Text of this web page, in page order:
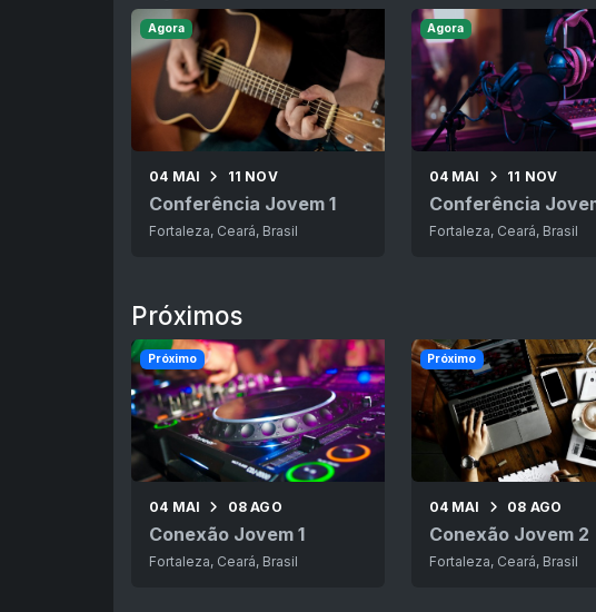
04 MAI 11 NOV
Conferência Jovem 1
Fortaleza, Ceará, Brasil
Agora
04 MAI 11 NOV
Conferência
Fortaleza, Ceará, Brasil
Agora
Próximos
04 MAI 08 AGO
Conexão Jovem 1
Fortaleza, Ceará, Brasil
Próximo
04 MAI 08 AGO
Conexão Jovem 2
Fortaleza, Ceará, Brasil
Próximo